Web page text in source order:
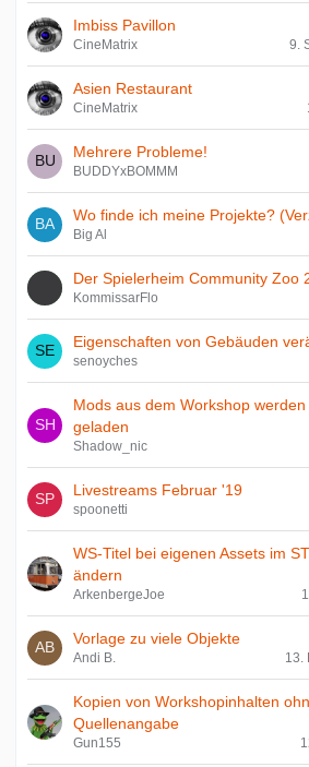
Imbiss Pavillon
CineMatrix
9.
Asien Restaurant
CineMatrix
Mehrere Probleme!
BUDDYxBOMMM
Wo finde ich meine Projekte?
Big Al
Der Spielerheim Community Zoo
KommissarFlo
Eigenschaften von Gebäuden
senoyches
Mods aus dem Workshop
geladen
Shadow_nic
Livestreams Februar '19
spoonetti
WS-Titel bei eigenen Assets im
ändern
ArkenbergeJoe
Vorlage zu viele Objekte
Andi B.
13.
Kopien von Workshopinhalten
Quellenangabe
Gun155